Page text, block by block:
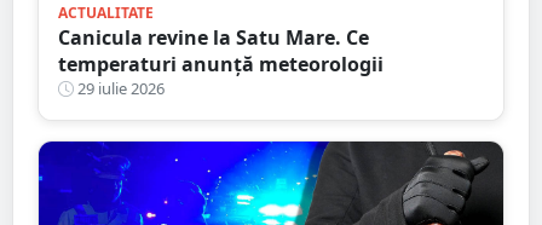
ACTUALITATE
Canicula revine la Satu Mare. Ce
temperaturi anunță meteorologii
29 iulie 2026